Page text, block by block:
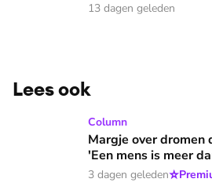
13 dagen geleden
Lees ook
Margje over dromen die in
Column
Margje over dromen
'Een mens is meer
3 dagen geleden⭐